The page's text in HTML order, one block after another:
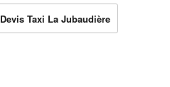
Devis Taxi La Jubaudière